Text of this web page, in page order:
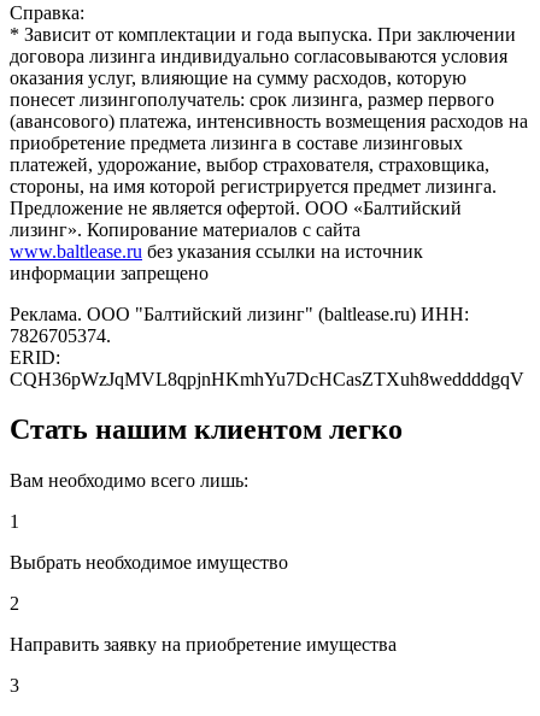
Справка:
* Зависит от комплектации и года выпуска. При заключении
договора лизинга индивидуально согласовываются условия
оказания услуг, влияющие на сумму расходов, которую
понесет лизингополучатель: срок лизинга, размер первого
(авансового) платежа, интенсивность возмещения расходов на
приобретение предмета лизинга в составе лизинговых
платежей, удорожание, выбор страхователя, страховщика,
стороны, на имя которой регистрируется предмет лизинга.
Предложение не является офертой. ООО «Балтийский
лизинг». Копирование материалов с сайта
www.baltlease.ru без указания ссылки на источник
информации запрещено
Реклама. ООО "Балтийский лизинг" (baltlease.ru) ИНН:
7826705374.
ERID:
CQH36pWzJqMVL8qpjnHKmhYu7DcHCasZTXuh8weddddgqV
Стать нашим клиентом легко
Вам необходимо всего лишь:
1
Выбрать необходимое имущество
2
Направить заявку на приобретение имущества
3